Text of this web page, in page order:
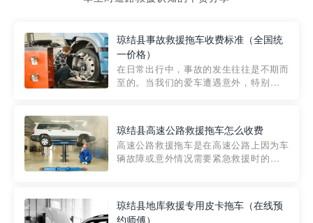
琼结县事故救援拖车收费标准（全国统
一价格）
在日常出行中，事故的发生往往是不期而
至的。当我们的爱车遭遇意外，特别是在
细解析一下市区事故救援拖车的收费标
准，以及在选用拖车服务时应注...
琼结县高速公路救援拖车怎么收费
高速公路救援拖车是在高速公路上因为车
辆故障或意外情况需要紧急救援时的必备
路救援拖车的收费标准是由当地交通管理
琼结县地库救援专用皮卡拖车（在线预
约师傅）